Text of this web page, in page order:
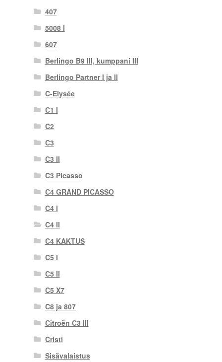
407
5008 I
607
Berlingo B9 III, kumppani III
Berlingo Partner I ja II
C-Elysée
C1 I
C2
C3
C3 II
C3 Picasso
C4 GRAND PICASSO
C4 I
C4 II
C4 KAKTUS
C5 I
C5 II
C5 X7
C8 ja 807
Citroën C3 III
Cristi
Sisävalaistus